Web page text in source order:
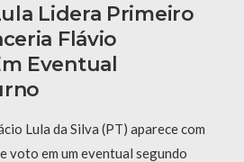
Lidera Primeiro
Flávio
Eventual
Lula da Silva (PT) aparece com
voto em um eventual segundo